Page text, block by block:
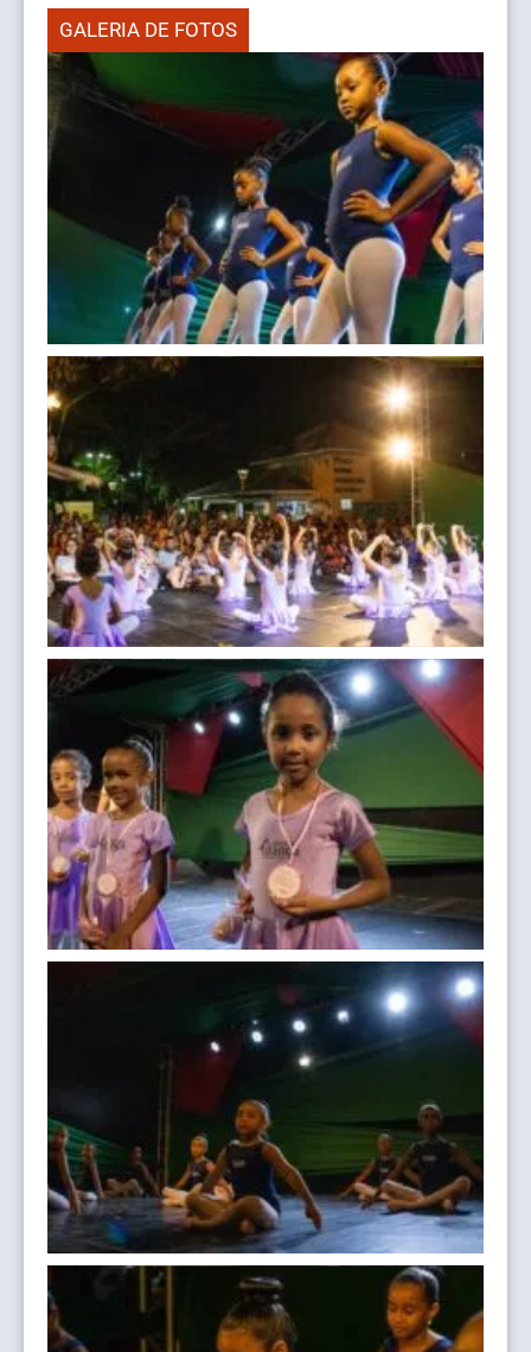
GALERIA DE FOTOS